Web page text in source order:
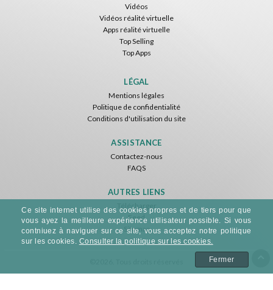
Vidéos
Vidéos réalité virtuelle
Apps réalité virtuelle
Top Selling
Top Apps
LÉGAL
Mentions légales
Politique de confidentialité
Conditions d'utilisation du site
ASSISTANCE
Contactez-nous
FAQS
AUTRES LIENS
Télécharger
Feed
Sitemap
Ce site internet utilise des cookies propres et de tiers pour que
vous ayez la meilleure expérience utilisateur possible. Si vous
contniuez à naviguer sur ce site, vous acceptez notre politique
sur les cookies. Consulter la politique sur les cookies.
Fermer